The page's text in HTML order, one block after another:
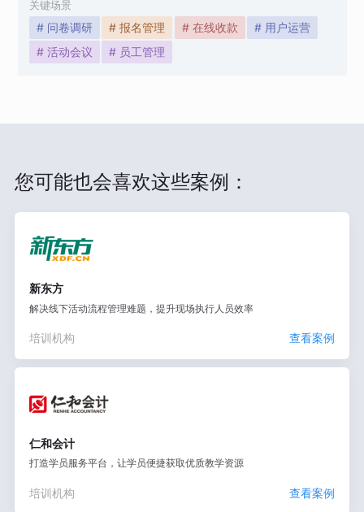
关键场景
# 问卷调研 # 报名管理 # 在线收款
# 用户运营
# 活动会议
# 员工管理
您可能也会喜欢这些案例：
新东方
解决线下活动流程管理难题，提升现场执行人员效率
培训机构 查看案例
仁和会计
打造学员服务平台，让学员便捷获取优质教学资源
培训机构 查看案例